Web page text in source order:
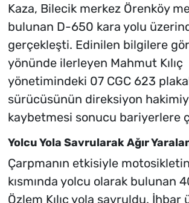
Kaza, Bilecik merkez Örenköy
bulunan D-650 kara yolu
gerçekleşti. Edinilen bilgilere
yönünde ilerleyen Mahmut Kılıç
yönetimindeki 07 CGC 623
sürücüsünün direksiyon
kaybetmesi sonucu bariyerlere
Yolcu Yola Savrularak Ağır
Çarpmanın etkisiyle
kısmında yolcu olarak bulunan
Özlem Kılıç yola savruldu. İhbar